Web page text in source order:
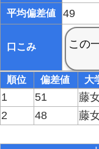
平均偏差値 49
口こみ
順位 偏差値 大
1 51 藤
2
48 藤